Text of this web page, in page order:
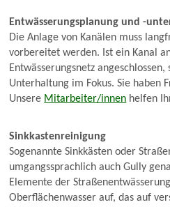
Entwässerungsplanung und -
Die Anlage von Kanälen muss
vorbereitet werden. Ist ein Kanal
Entwässerungsnetz
Unterhaltung im Fokus. Sie haben
Unsere Mitarbeiter/innen helfen
Sinkkastenreinigung
Sogenannte Sinkkästen oder
umgangssprachlich auch Gully
Elemente der
Oberflächenwasser auf, das auf